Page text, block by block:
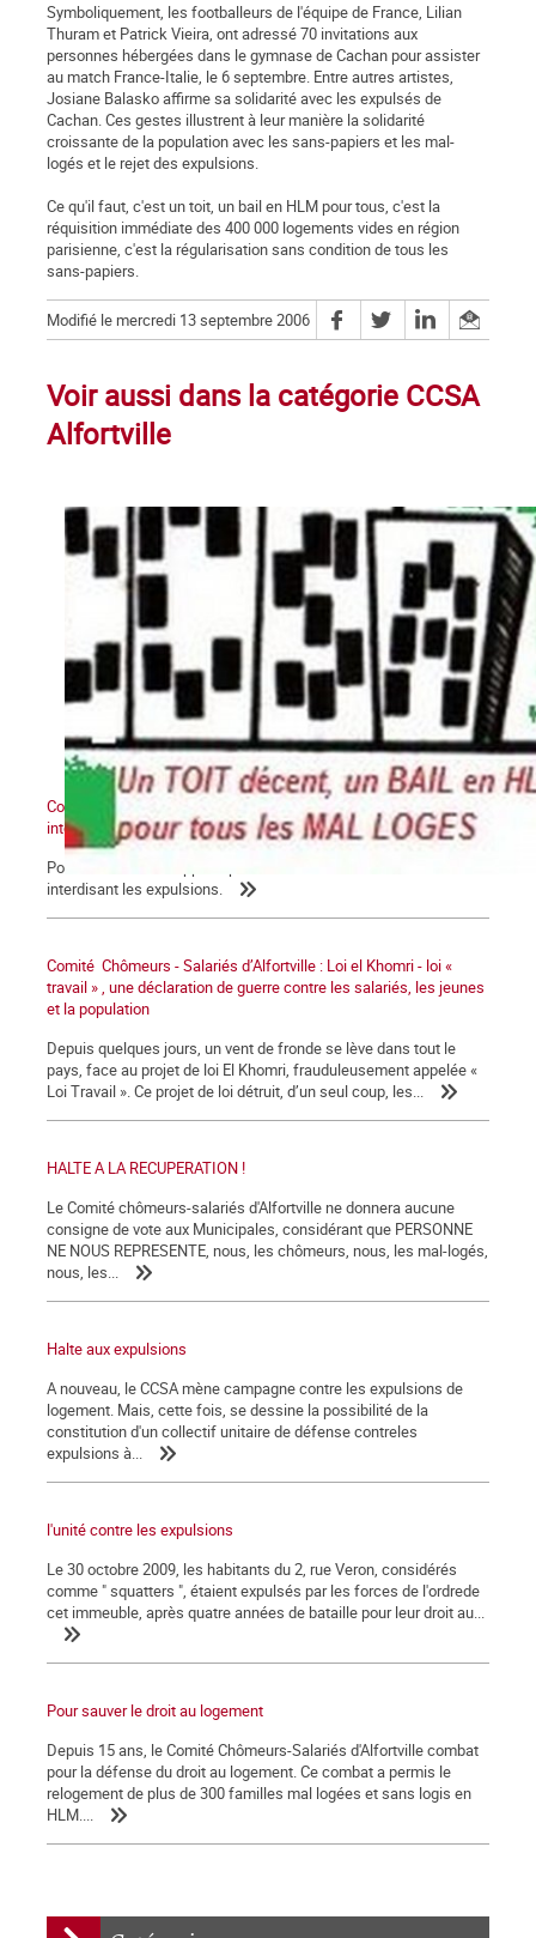
Symboliquement, les footballeurs de l'équipe de France, Lilian
Thuram et Patrick Vieira, ont adressé 70 invitations aux
personnes hébergées dans le gymnase de Cachan pour assister
au match France-Italie, le 6 septembre. Entre autres artistes,
Josiane Balasko affirme sa solidarité avec les expulsés de
Cachan. Ces gestes illustrent à leur manière la solidarité
croissante de la population avec les sans-papiers et les mal-
logés et le rejet des expulsions.
Ce qu'il faut, c'est un toit, un bail en HLM pour tous, c'est la
réquisition immédiate des 400 000 logements vides en région
parisienne, c'est la régularisation sans condition de tous les
sans-papiers.
Modifié le mercredi 13 septembre 2006
Voir aussi dans la catégorie CCSA
Alfortville
Comité Chômeurs-Salariés d'Alfortville : Pétition pour une loi
interdisant les expulsions
Pour les familles frappées par la crise. Nous voulons une loi
interdisant les expulsions.
Comité Chômeurs - Salariés d’Alfortville : Loi el Khomri - loi «
travail » , une déclaration de guerre contre les salariés, les jeunes
et la population
Depuis quelques jours, un vent de fronde se lève dans tout le
pays, face au projet de loi El Khomri, frauduleusement appelée «
Loi Travail ». Ce projet de loi détruit, d’un seul coup, les...
HALTE A LA RECUPERATION !
Le Comité chômeurs-salariés d'Alfortville ne donnera aucune
consigne de vote aux Municipales, considérant que PERSONNE
NE NOUS REPRESENTE, nous, les chômeurs, nous, les mal-logés,
nous, les...
Halte aux expulsions
A nouveau, le CCSA mène campagne contre les expulsions de
logement. Mais, cette fois, se dessine la possibilité de la
constitution d'un collectif unitaire de défense contreles
expulsions à...
l'unité contre les expulsions
Le 30 octobre 2009, les habitants du 2, rue Veron, considérés
comme " squatters ", étaient expulsés par les forces de l'ordrede
cet immeuble, après quatre années de bataille pour leur droit au...
Pour sauver le droit au logement
Depuis 15 ans, le Comité Chômeurs-Salariés d'Alfortville combat
pour la défense du droit au logement. Ce combat a permis le
relogement de plus de 300 familles mal logées et sans logis en
HLM....